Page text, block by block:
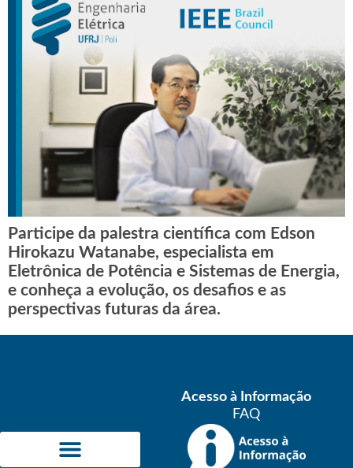
Participe da palestra científica com Edson
Hirokazu Watanabe, especialista em
Eletrônica de Potência e Sistemas de Energia,
e conheça a evolução, os desafios e as
perspectivas futuras da área.
Acesso à Informação
FAQ